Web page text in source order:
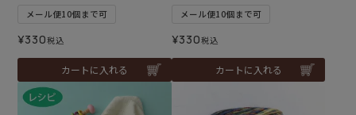
メール便10個まで可
¥330税込
カートに入れる
メール便10個まで可
¥330税込
カートに入れる